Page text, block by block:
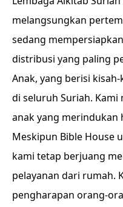
melangsungkan
sedang
distribusi yang paling
Anak, yang berisi
di seluruh Suriah. Kami
anak yang merindukan
Meskipun Bible House
kami tetap berjuang
pelayanan dari rumah.
pengharapan orang-